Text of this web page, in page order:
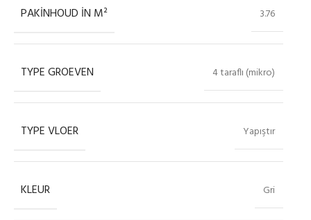
PAKINHOUD IN M² 3.76
TYPE GROEVEN 4 taraflı (mikro)
TYPE VLOER Yapıştır
KLEUR Gri